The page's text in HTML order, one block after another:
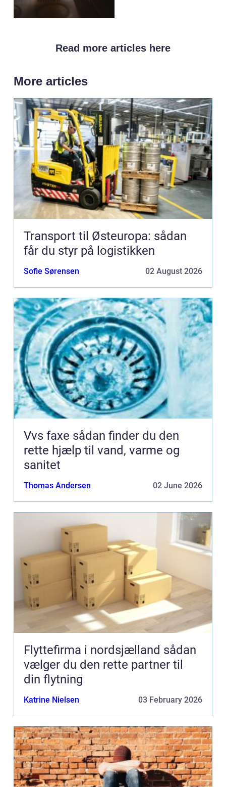
Read more articles here
More articles
Transport til Østeuropa: sådan
får du styr på logistikken
Sofie Sørensen 02 August 2026
Vvs faxe sådan finder du den
rette hjælp til vand, varme og
sanitet
Thomas Andersen 02 June 2026
Flyttefirma i nordsjælland sådan
vælger du den rette partner til
din flytning
Katrine Nielsen 03 February 2026